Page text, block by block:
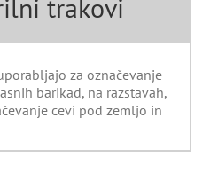
trakovi
za označevanje
barikad, na razstavah,
cevi pod zemljo in